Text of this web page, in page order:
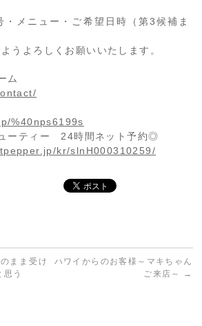
・メニュー・ご希望日時（第3候補ま
うよろしくお願いいたします。
ム
%40nps6199s
ーティー 24時間ネット予約◎
kr/slnH000310259/
まま受け
う
ハワイからのお客様～マキちゃん
ご来店～
→